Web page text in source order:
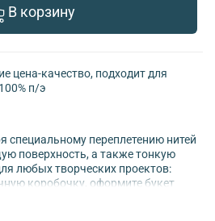
В корзину
цена-качество, подходит для
п/э
специальному переплетению нитей
поверхность, а также тонкую
любых творческих проектов:
коробочку, оформите букет
Другие идеи: – соберите